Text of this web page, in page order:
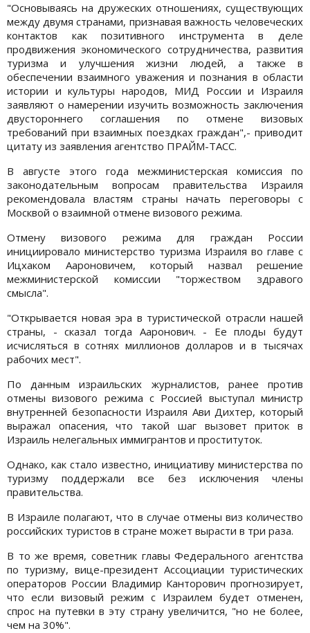
"Основываясь на дружеских отношениях, существующих
между двумя странами, признавая важность человеческих
контактов как позитивного инструмента в деле
продвижения экономического сотрудничества, развития
туризма и улучшения жизни людей, а также в
обеспечении взаимного уважения и познания в области
истории и культуры народов, МИД России и Израиля
заявляют о намерении изучить возможность заключения
двустороннего соглашения по отмене визовых
требований при взаимных поездках граждан",- приводит
цитату из заявления агентство ПРАЙМ-ТАСС.
В августе этого года межминистерская комиссия по
законодательным вопросам правительства Израиля
рекомендовала властям страны начать переговоры с
Москвой о взаимной отмене визового режима.
Отмену визового режима для граждан России
инициировало министерство туризма Израиля во главе с
Ицхаком Аароновичем, который назвал решение
межминистерской комиссии "торжеством здравого
смысла".
"Открывается новая эра в туристической отрасли нашей
страны, - сказал тогда Ааронович. - Ее плоды будут
исчисляться в сотнях миллионов долларов и в тысячах
рабочих мест".
По данным израильских журналистов, ранее против
отмены визового режима с Россией выступал министр
внутренней безопасности Израиля Ави Дихтер, который
выражал опасения, что такой шаг вызовет приток в
Израиль нелегальных иммигрантов и проституток.
Однако, как стало известно, инициативу министерства по
туризму поддержали все без исключения члены
правительства.
В Израиле полагают, что в случае отмены виз количество
российских туристов в стране может вырасти в три раза.
В то же время, советник главы Федерального агентства
по туризму, вице-президент Ассоциации туристических
операторов России Владимир Канторович прогнозирует,
что если визовый режим с Израилем будет отменен,
спрос на путевки в эту страну увеличится, "но не более,
чем на 30%".